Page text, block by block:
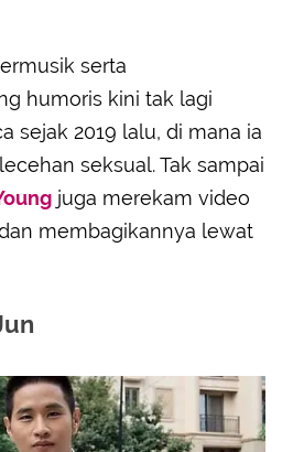
serta
humoris kini tak lagi
sejak 2019 lalu, di mana ia
seksual. Tak sampai
juga merekam video
membagikannya lewat